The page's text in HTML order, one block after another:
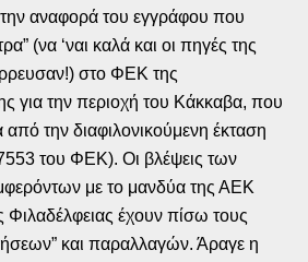
την αναφορά του εγγράφου που
(να ‘ναι καλά και οι πηγές της
στο ΦΕΚ της
για την περιοχή του Κάκκαβα, που
από την διαφιλονικούμενη έκταση
του ΦΕΚ). Οι βλέψεις των
με το μανδύα της ΑΕΚ
έχουν πίσω τους
και παραλλαγών. Άραγε η